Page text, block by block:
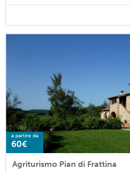
a partire da
60€
Agriturismo Pian di Frattina